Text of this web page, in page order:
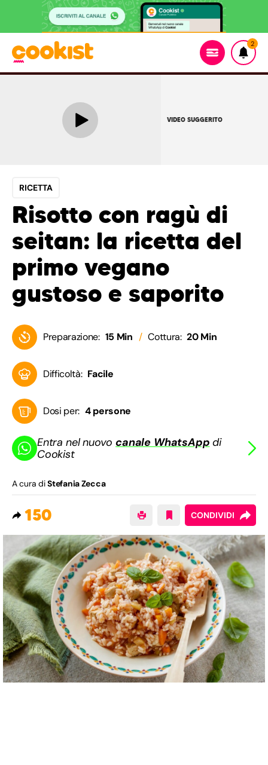
2
VIDEO SUGGERITO
RICETTA
Risotto con ragù di
seitan: la ricetta del
primo vegano
gustoso e saporito
Preparazione: 15 Min Cottura: 20 Min
Difficoltà: Facile
Dosi per: 4 persone
Entra nel nuovocanale WhatsApp di
Cookist
A cura diStefania Zecca
150 CONDIVIDI